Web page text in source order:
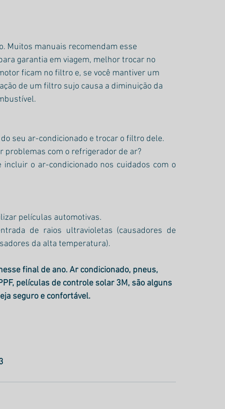
Muitos manuais recomendam esse
garantia em viagem, melhor trocar no
ficam no filtro e, se você mantiver um
de um filtro sujo causa a diminuição da
seu ar-condicionado e trocar o filtro dele.
problemas com o refrigerador de ar?
o ar-condicionado nos cuidados com o
películas automotivas.
de raios ultravioletas (causadores de
da alta temperatura).
final de ano. Ar condicionado, pneus,
películas de controle solar 3M, são alguns
seguro e confortável.